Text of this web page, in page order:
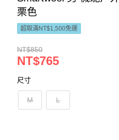
栗色
超取滿NT$1,500免運
NT$850
NT$765
尺寸
M L